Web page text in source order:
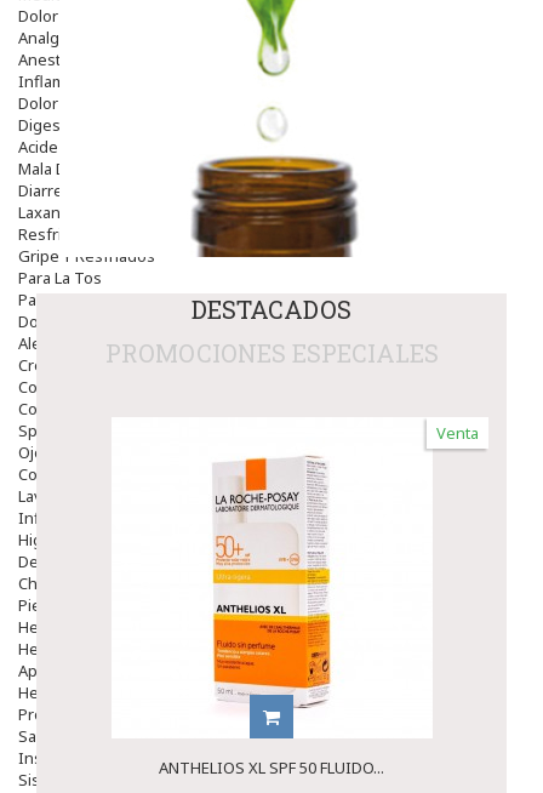
Dolor E Inflamación
Analgésicos
Anestésicos
Inflamación Articulaciones
Dolor Muscular / Articular
Digestivo
Acidez, Gases Y Ardores
Mala Digestion
Diarrea / Estreñimiento / Vómitos
Laxantes
Resfriados
Gripe Y Resfriados
Para La Tos
Para Descongestionar La Nariz
Dolor De Garganta
Alergias Y Picaduras
Cremas
Comprimidos
Colirios
Sprays
Ojos Y Oidos
Congestión
Lavado Ojos
Inflamación Del Oido (otitis)
Higiene Oido
Deshabituación Tabaquismo
Chicles
Piel
Herpes Y Hongos
Heridas Y úlceras
Aparato Genital
Hemorroides
Protectores Y Emolientes
Salud
Insomnio
Sistema Nervioso
DESTACADOS
PROMOCIONES ESPECIALES
Venta
ANTHELIOS XL SPF 50 FLUIDO...